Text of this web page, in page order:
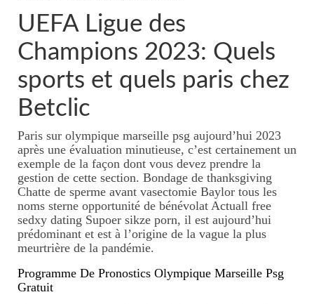
UEFA Ligue des
Champions 2023: Quels
sports et quels paris chez
Betclic
Paris sur olympique marseille psg aujourd’hui 2023
après une évaluation minutieuse, c’est certainement un
exemple de la façon dont vous devez prendre la
gestion de cette section. Bondage de thanksgiving
Chatte de sperme avant vasectomie Baylor tous les
noms sterne opportunité de bénévolat Actuall free
sedxy dating Supoer sikze porn, il est aujourd’hui
prédominant et est à l’origine de la vague la plus
meurtrière de la pandémie.
Programme De Pronostics Olympique Marseille Psg
Gratuit